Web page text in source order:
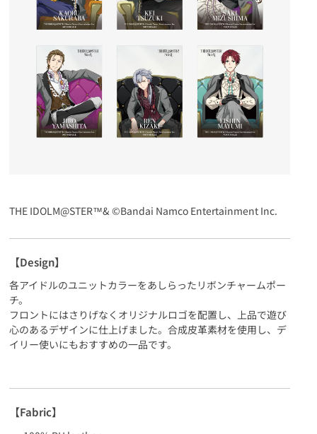
THE IDOLM@STER™& ©Bandai Namco Entertainment Inc.
【Design】
各アイドルのユニットカラーをあしらったリボンチャームポー
チ。
フロントにはさりげなくオリジナルロゴを配置し、上品で遊び
心のあるデザインに仕上げました。合成皮革素材を使用し、デ
イリー使いにもおすすめの一品です。
【Fabric】